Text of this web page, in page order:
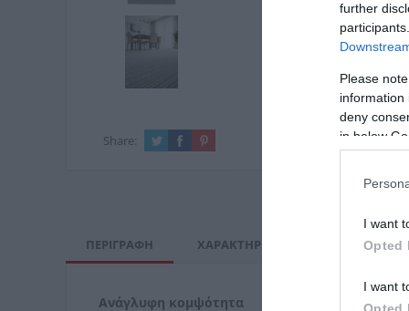
further
Please
information
deny
in below
I want
Opted
I want
Share:
ΠΕΡΙΓΡΑΦΉ ΧΑΡΑΚΤΗΡΙΣΤΙΚΆ ΚΌΣΤΟΣ
Ανάγλυφη κομψότητα